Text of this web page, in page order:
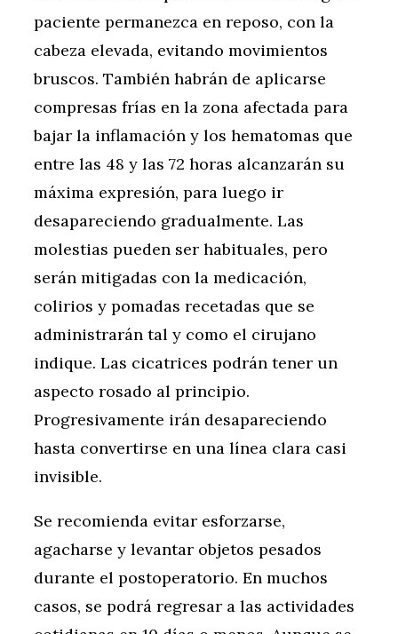
paciente permanezca en reposo, con la
cabeza elevada, evitando movimientos
bruscos. También habrán de aplicarse
compresas frías en la zona afectada para
bajar la inflamación y los hematomas que
entre las 48 y las 72 horas alcanzarán su
máxima expresión, para luego ir
desapareciendo gradualmente. Las
molestias pueden ser habituales, pero
serán mitigadas con la medicación,
colirios y pomadas recetadas que se
administrarán tal y como el cirujano
indique. Las cicatrices podrán tener un
aspecto rosado al principio.
Progresivamente irán desapareciendo
hasta convertirse en una línea clara casi
invisible.
Se recomienda evitar esforzarse,
agacharse y levantar objetos pesados
durante el postoperatorio. En muchos
casos, se podrá regresar a las actividades